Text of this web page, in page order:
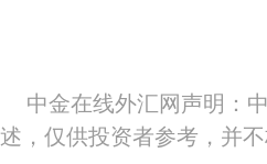
中金在线外汇网声明：
述，仅供投资者参考，并